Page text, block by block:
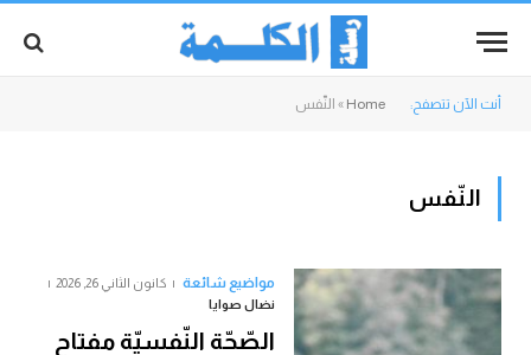
أنت الآن تتصفح: Home
» النّفس
النّفس
مواضيع شائعة
كانون الثاني 26, 2026
نضال صوايا
الصّحّة النّفسيّة مفتاح